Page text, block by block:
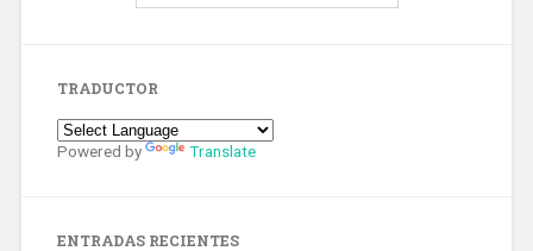
TRADUCTOR
Powered by Translate
ENTRADAS RECIENTES